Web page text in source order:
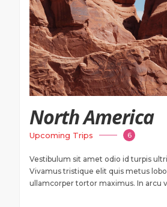
North America
Upcoming Trips 6
Vestibulum sit amet odio id turpis
Vivamus tristique elit quis metus
ullamcorper tortor maximus. In arcu